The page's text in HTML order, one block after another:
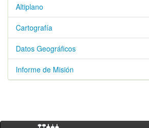
Altiplano
Cartografía
Datos Geográficos
Informe de Misión